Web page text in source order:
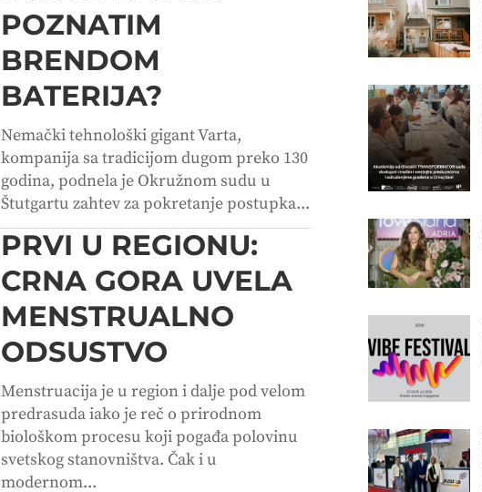
POZNATIM
BRENDOM
BATERIJA?
Nemački tehnološki gigant Varta,
kompanija sa tradicijom dugom preko 130
godina, podnela je Okružnom sudu u
Štutgartu zahtev za pokretanje postupka...
PRVI U REGIONU:
CRNA GORA UVELA
MENSTRUALNO
ODSUSTVO
Menstruacija je u region i dalje pod velom
predrasuda iako je reč o prirodnom
biološkom procesu koji pogađa polovinu
svetskog stanovništva. Čak i u
modernom...